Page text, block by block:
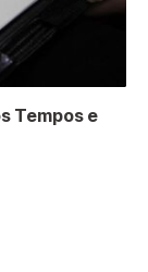
Tempos e